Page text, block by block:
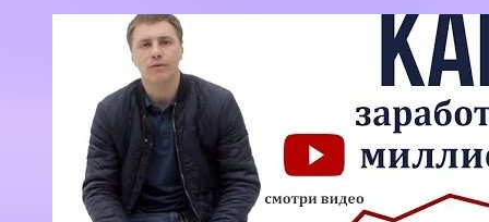
Как заработать МИЛЛИОН — 1.000.000 рублей, на
установке выгребных ям